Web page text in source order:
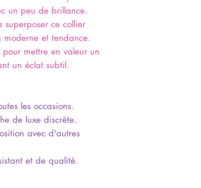
un peu de brillance.
superposer ce collier
et tendance.
mettre en valeur un
un éclat subtil.
les occasions.
de luxe discrète.
avec d'autres
et de qualité.